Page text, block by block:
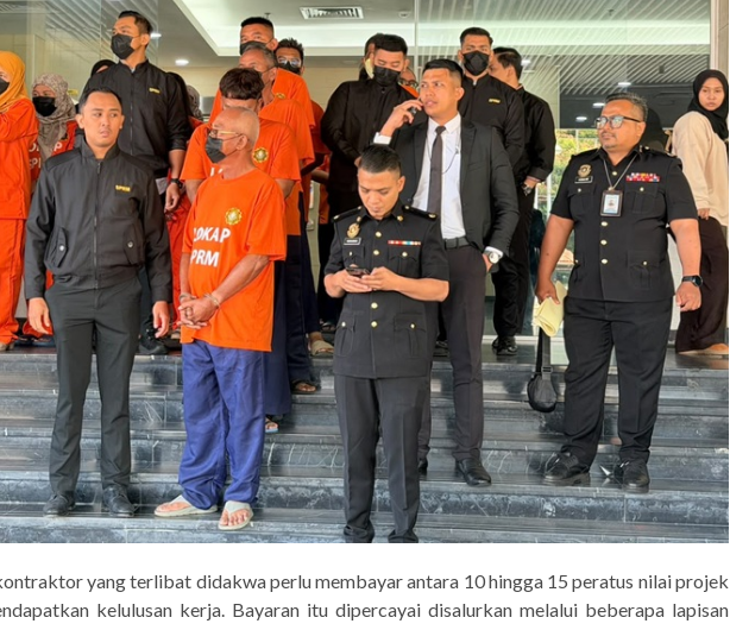
yang terlibat didakwa perlu membayar antara 10 hingga 15 peratus nilai projek
kelulusan kerja. Bayaran itu dipercayai disalurkan melalui beberapa lapisan